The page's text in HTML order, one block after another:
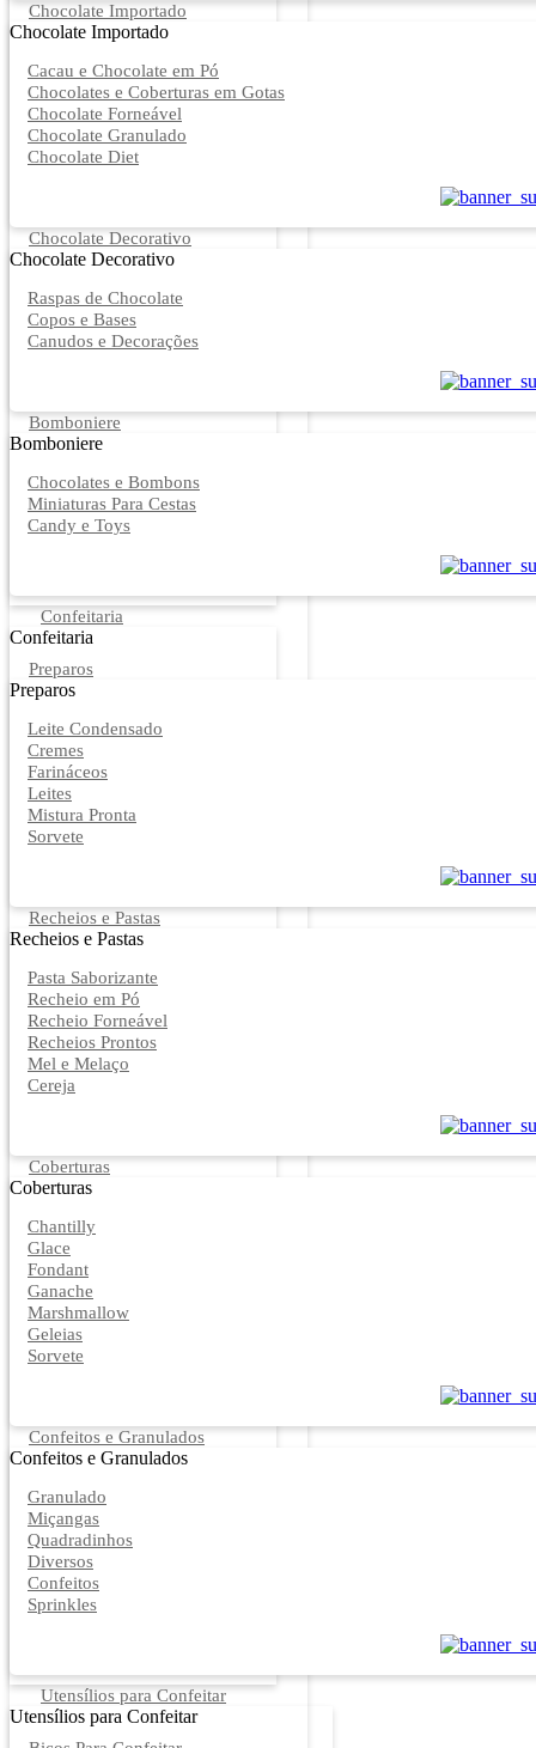
Chocolate Importado
Chocolate Importado
Cacau e Chocolate em Pó
Chocolates e Coberturas em Gotas
Chocolate Forneável
Chocolate Granulado
Chocolate Diet
Chocolate Decorativo
Chocolate Decorativo
Raspas de Chocolate
Copos e Bases
Canudos e Decorações
Bomboniere
Bomboniere
Chocolates e Bombons
Miniaturas Para Cestas
Candy e Toys
Confeitaria
Confeitaria
Preparos
Preparos
Leite Condensado
Cremes
Farináceos
Leites
Mistura Pronta
Sorvete
Recheios e Pastas
Recheios e Pastas
Pasta Saborizante
Recheio em Pó
Recheio Forneável
Recheios Prontos
Mel e Melaço
Cereja
Coberturas
Coberturas
Chantilly
Glace
Fondant
Ganache
Marshmallow
Geleias
Sorvete
Confeitos e Granulados
Confeitos e Granulados
Granulado
Miçangas
Quadradinhos
Diversos
Confeitos
Sprinkles
Utensílios para Confeitar
Utensílios para Confeitar